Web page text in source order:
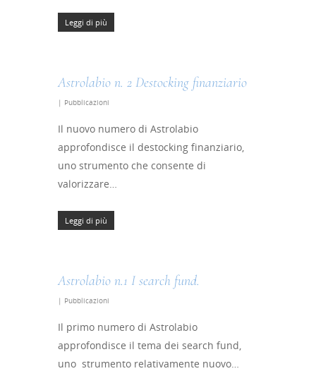
Leggi di più
Astrolabio n. 2 Destocking finanziario
| Pubblicazioni
Il nuovo numero di Astrolabio
approfondisce il destocking finanziario,
uno strumento che consente di
valorizzare…
Leggi di più
Astrolabio n.1 I search fund.
| Pubblicazioni
Il primo numero di Astrolabio
approfondisce il tema dei search fund,
uno strumento relativamente nuovo…